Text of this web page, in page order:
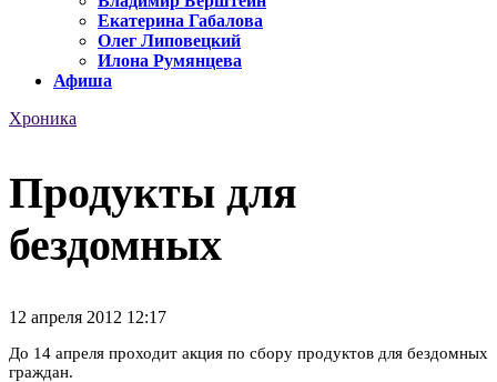
Екатерина Габалова
Олег Липовецкий
Илона Румянцева
Афиша
Хроника
Продукты для
бездомных
12 апреля 2012 12:17
До 14 апреля проходит акция по сбору продуктов для бездомных
граждан.